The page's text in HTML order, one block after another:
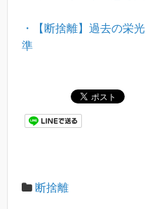
・【断捨離】過去の栄
準
断捨離